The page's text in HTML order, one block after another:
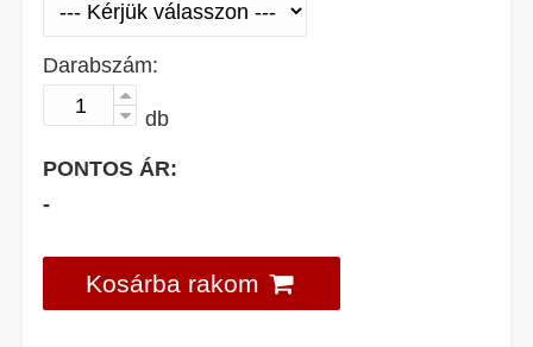
Darabszám:
db
PONTOS ÁR:
-
Kosárba rakom